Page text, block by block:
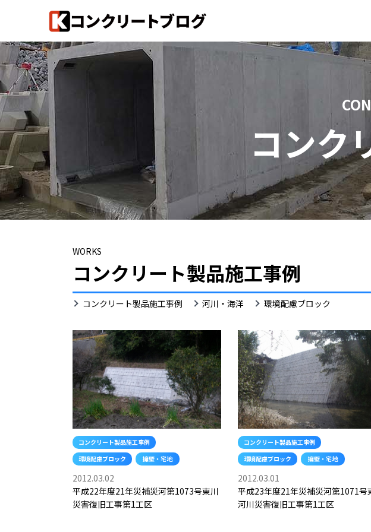
コンク
WORKS
コンクリート製品施工事例
環
境
慮
ブ
ロ
ッ
ク
コンクリート製品施工事例 河川・海洋 環境配慮ブロック
コンクリート製品施工事例
環境配慮ブロック
擁壁・宅地
2012.03.02
平成22年度21年災補災河第1073号東川
災害復旧工事第1工区
コンクリート製品施工事例
環境配慮ブロック
擁壁・宅地
2012.03.01
平成23年度21年災補災河第1071号
河川災害復旧工事第1工区